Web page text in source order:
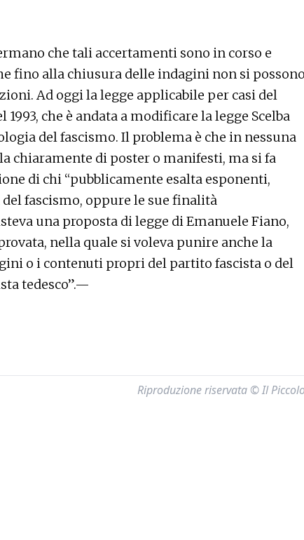
che tali accertamenti sono in corso e
fino alla chiusura delle indagini non si possono
Ad oggi la legge applicabile per casi del
1993, che è andata a modificare la legge Scelba
del fascismo. Il problema è che in nessuna
chiaramente di poster o manifesti, ma si fa
di chi “pubblicamente esalta esponenti,
fascismo, oppure le sue finalità
una proposta di legge di Emanuele Fiano,
nella quale si voleva punire anche la
o i contenuti propri del partito fascista o del
tedesco”.—
Riproduzione riservata © Il Piccolo